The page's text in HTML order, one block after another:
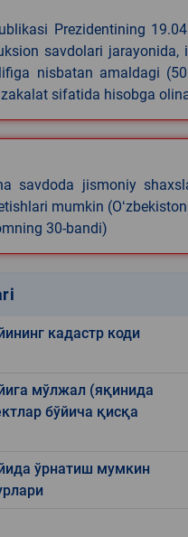
Prezidentining
savdolari jarayonida,
nisbatan amaldagi
sifatida hisobga
savdoda jismoniy
mumkin
30-bandi)
кадастр коди
мўлжал (яқинида
бўйича қисқа
ўрнатиш мумкин